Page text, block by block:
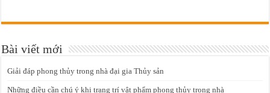
Bài viết mới
Giải đáp phong thủy trong nhà đại gia Thủy sản
Những điều cần chú ý khi trang trí vật phẩm phong thủy trong nhà